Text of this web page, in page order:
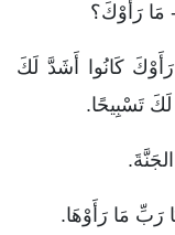
مَا رَأَوْكَ؟
كَانُوا أَشَدَّ لَكَ
لَكَ تَسْبِيحًا.
رَبِّ مَا رَأَوْهَا.